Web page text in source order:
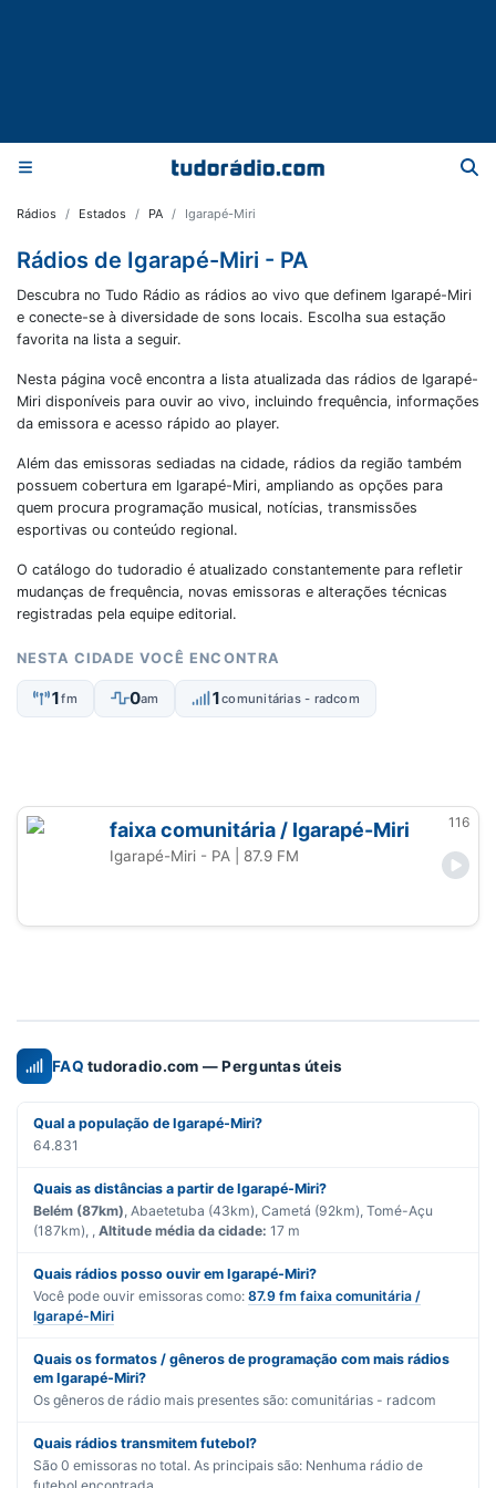
Rádios Estados PA Igarapé-Miri
Rádios de Igarapé-Miri - PA
Descubra no Tudo Rádio as rádios ao vivo que definem Igarapé-Miri
e conecte-se à diversidade de sons locais. Escolha sua estação
favorita na lista a seguir.
Nesta página você encontra a lista atualizada das rádios de Igarapé-
Miri disponíveis para ouvir ao vivo, incluindo frequência, informações
da emissora e acesso rápido ao player.
Além das emissoras sediadas na cidade, rádios da região também
possuem cobertura em Igarapé-Miri, ampliando as opções para
quem procura programação musical, notícias, transmissões
esportivas ou conteúdo regional.
O catálogo do tudoradio é atualizado constantemente para refletir
mudanças de frequência, novas emissoras e alterações técnicas
registradas pela equipe editorial.
NESTA CIDADE VOCÊ ENCONTRA
1fm 0am 1comunitárias - radcom
faixa comunitária / Igarapé-Miri 116
Igarapé-Miri - PA | 87.9 FM
FAQ tudoradio.com — Perguntas úteis
Qual a população de Igarapé-Miri?
64.831
Quais as distâncias a partir de Igarapé-Miri?
Belém (87km) , Abaetetuba (43km), Cametá (92km), Tomé-Açu
(187km), , Altitude média da cidade: 17 m
Quais rádios posso ouvir em Igarapé-Miri?
Você pode ouvir emissoras como: 87.9 fm faixa comunitária /
Igarapé-Miri
Quais os formatos / gêneros de programação com mais rádios
em Igarapé-Miri?
Os gêneros de rádio mais presentes são: comunitárias - radcom
Quais rádios transmitem futebol?
São 0 emissoras no total. As principais são: Nenhuma rádio de